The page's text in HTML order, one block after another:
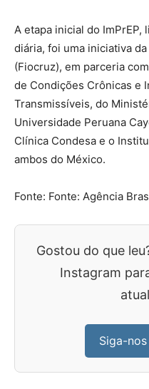
A etapa inicial do ImPrEP,
diária, foi uma iniciativa
(Fiocruz), em parceria
de Condições Crônicas e
Transmissíveis, do
Universidade Peruana
Clínica Condesa e o
ambos do México.
Fonte: Fonte: Agência
Gostou do que
Instagram
Siga-